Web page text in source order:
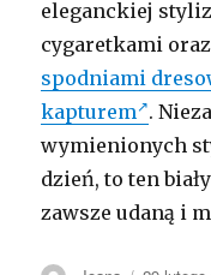
eleganckiej
cygaretkami
spodniami
kapturem .
wymienionych
dzień, to ten
zawsze udaną i